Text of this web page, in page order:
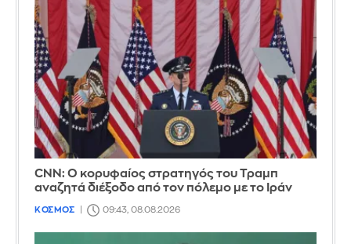
CNN: Ο κορυφαίος στρατηγός του Τραμπ
αναζητά διέξοδο από τον πόλεμο με το Ιράν
ΚΟΣΜΟΣ 09:43, 08.08.2026